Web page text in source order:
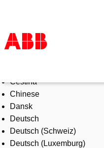
Products & Solutions
Industries
Services
About us
Where to buy
Contact us
Čeština
Chinese
Dansk
Deutsch
Deutsch (Schweiz)
Deutsch (Luxemburg)